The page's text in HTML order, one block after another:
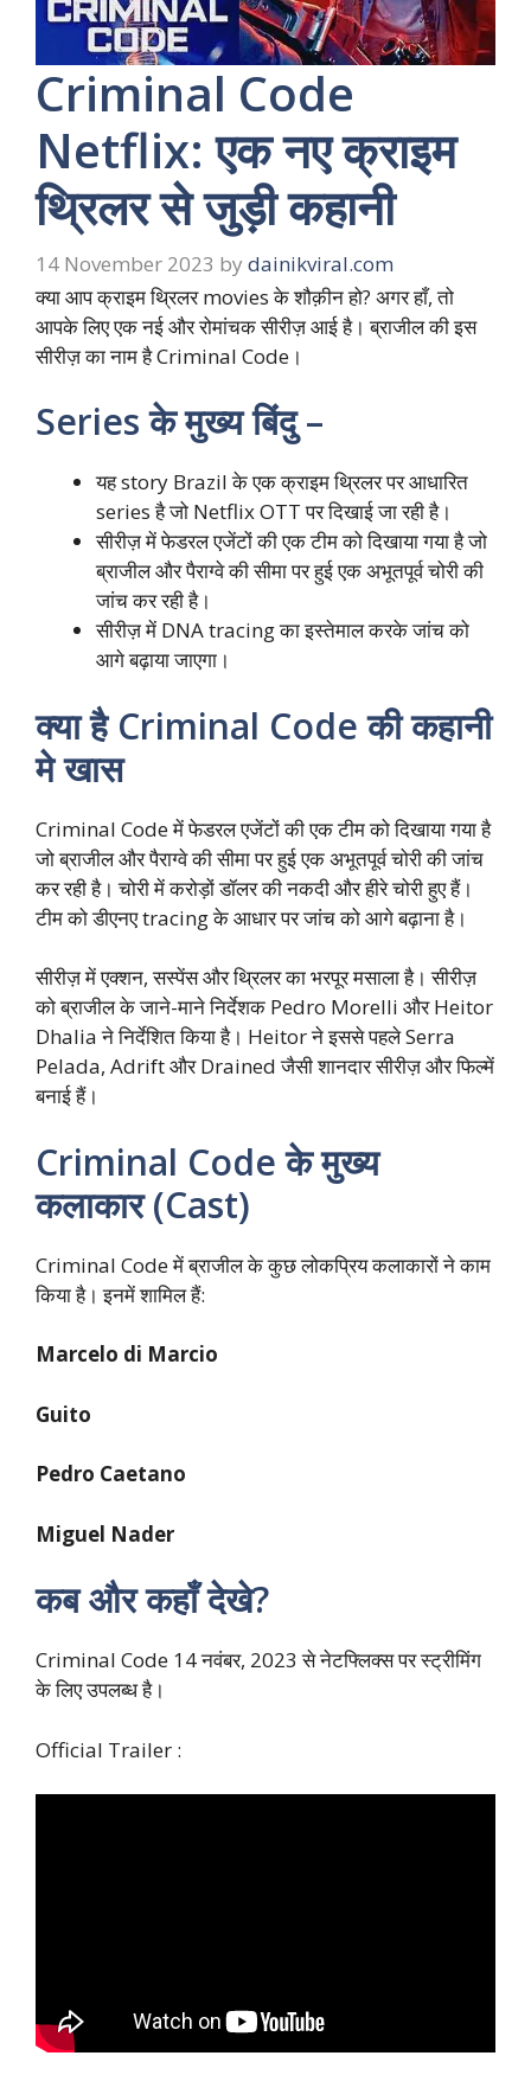
Criminal Code
Netflix: एक नए क्राइम
थ्रिलर से जुड़ी कहानी
14 November 2023 by dainikviral.com
क्या आप क्राइम थ्रिलर movies के शौक़ीन हो? अगर हाँ, तो
आपके लिए एक नई और रोमांचक सीरीज़ आई है। ब्राजील की इस
सीरीज़ का नाम है Criminal Code।
Series के मुख्य बिंदु –
यह story Brazil के एक क्राइम थ्रिलर पर आधारित
series है जो Netflix OTT पर दिखाई जा रही है।
सीरीज़ में फेडरल एजेंटों की एक टीम को दिखाया गया है जो
ब्राजील और पैराग्वे की सीमा पर हुई एक अभूतपूर्व चोरी की
जांच कर रही है।
सीरीज़ में DNA tracing का इस्तेमाल करके जांच को
आगे बढ़ाया जाएगा।
क्या है Criminal Code की कहानी
मे खास
Criminal Code में फेडरल एजेंटों की एक टीम को दिखाया गया है
जो ब्राजील और पैराग्वे की सीमा पर हुई एक अभूतपूर्व चोरी की जांच
कर रही है। चोरी में करोड़ों डॉलर की नकदी और हीरे चोरी हुए हैं।
टीम को डीएनए tracing के आधार पर जांच को आगे बढ़ाना है।
सीरीज़ में एक्शन, सस्पेंस और थ्रिलर का भरपूर मसाला है। सीरीज़
को ब्राजील के जाने-माने निर्देशक Pedro Morelli और Heitor
Dhalia ने निर्देशित किया है। Heitor ने इससे पहले Serra
Pelada, Adrift और Drained जैसी शानदार सीरीज़ और फिल्में
बनाई हैं।
Criminal Code के मुख्य
कलाकार (Cast)
Criminal Code में ब्राजील के कुछ लोकप्रिय कलाकारों ने काम
किया है। इनमें शामिल हैं:
Marcelo di Marcio
Guito
Pedro Caetano
Miguel Nader
कब और कहाँ देखे?
Criminal Code 14 नवंबर, 2023 से नेटफ्लिक्स पर स्ट्रीमिंग
के लिए उपलब्ध है।
Official Trailer :